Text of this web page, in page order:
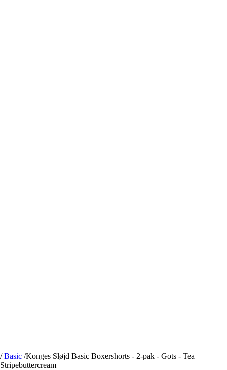
/ Basic /Konges Sløjd Basic Boxershorts - 2-pak - Gots - Tea
Stripebuttercream